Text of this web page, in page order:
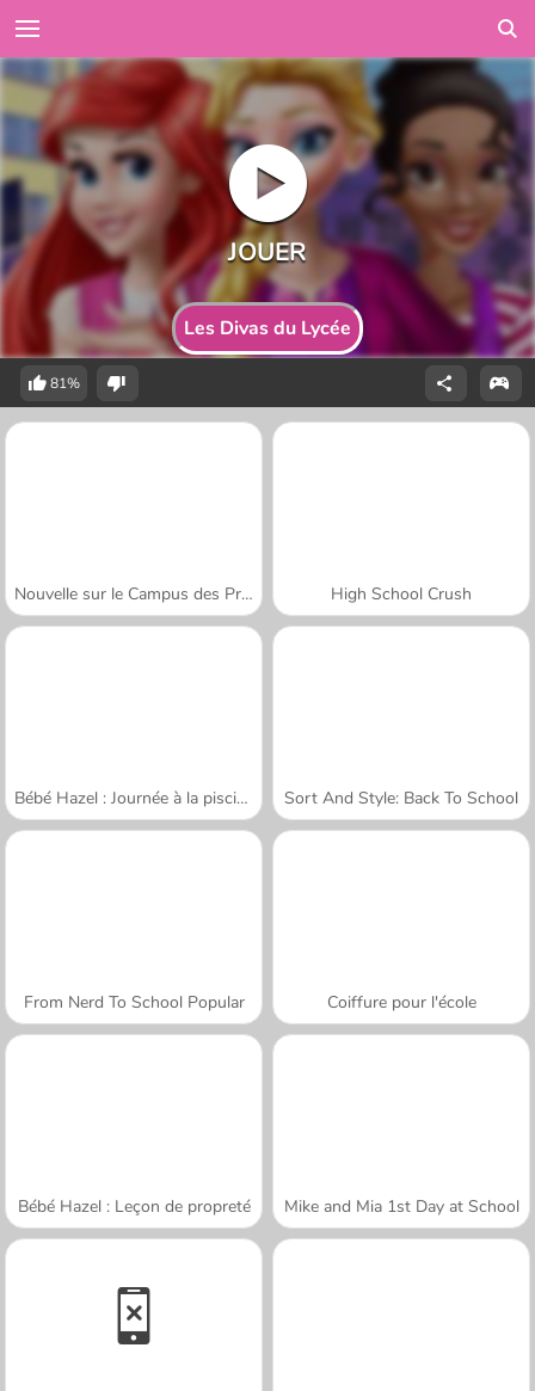
Les Divas du Lycée
81%
Nouvelle sur le Campus des Princesses High School Crush
Bébé Hazel : Journée à la piscine Sort And Style: Back To School
From Nerd To School Popular Coiffure pour l'école
Bébé Hazel : Leçon de propreté Mike and Mia 1st Day at School